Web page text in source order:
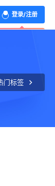
登录/注册
门标签